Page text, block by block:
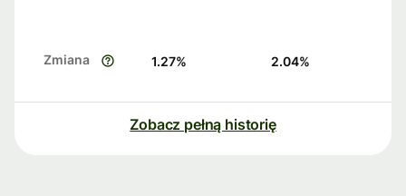
Zmiana 1.27% 2.04%
Zobacz pełną historię